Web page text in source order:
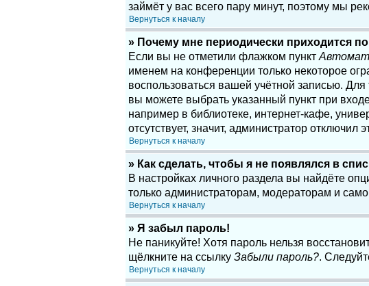
займёт у вас всего пару минут, поэтому мы
Вернуться к началу
» Почему мне периодически приходится
Если вы не отметили флажком пункт
именем на конференции только некоторое
воспользоваться вашей учётной записью.
вы можете выбрать указанный пункт при
например в библиотеке, интернет-кафе,
отсутствует, значит, администратор отключил
Вернуться к началу
» Как сделать, чтобы я не появлялся в
В настройках личного раздела вы найдёте
только администраторам, модераторам и
Вернуться к началу
» Я забыл пароль!
Не паникуйте! Хотя пароль нельзя
щёлкните на ссылку Забыли пароль?.
Вернуться к началу